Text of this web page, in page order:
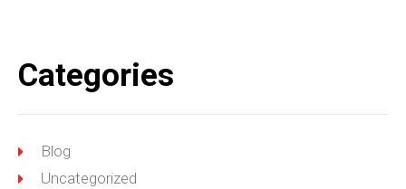
Categories
Blog
Uncategorized